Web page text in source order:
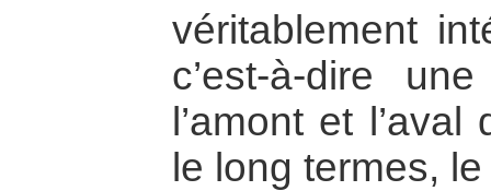
véritablement
c’est-à-dire
l’amont et
le long termes,